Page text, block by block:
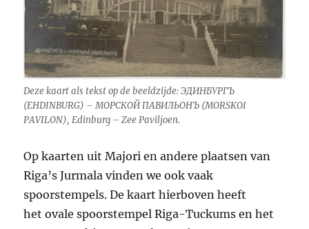
Deze kaart als tekst op de beeldzijde: ЭДИНБУРГЪ
(EHDINBURG) – МОРСКОЙ ПАВИЛЬОНЪ (MORSKOI
PAVILON), Edinburg – Zee Paviljoen.
Op kaarten uit Majori en andere plaatsen van
Riga’s Jurmala vinden we ook vaak
spoorstempels. De kaart hierboven heeft
het ovale spoorstempel Riga-Tuckums en het